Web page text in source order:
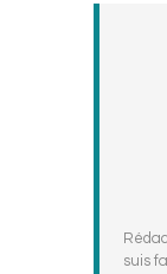
suis